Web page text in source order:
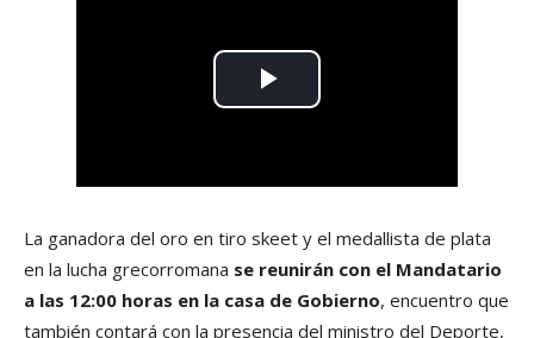
La ganadora del oro en tiro skeet y el medallista de plata
en la lucha grecorromana se reunirán con el Mandatario
a las 12:00 horas en la casa de Gobierno, encuentro que
también contará con la presencia del ministro del Deporte,